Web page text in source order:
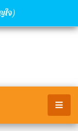
ใจ)